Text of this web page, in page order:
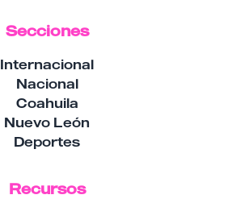
Secciones
Internacional
Nacional
Coahuila
Nuevo León
Deportes
Recursos